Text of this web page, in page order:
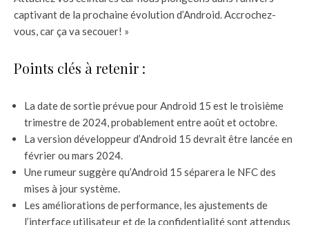
captivant de la prochaine évolution d’Android. Accrochez-
vous, car ça va secouer! »
Points clés à retenir :
La date de sortie prévue pour Android 15 est le troisième
trimestre de 2024, probablement entre août et octobre.
La version développeur d’Android 15 devrait être lancée en
février ou mars 2024.
Une rumeur suggère qu’Android 15 séparera le NFC des
mises à jour système.
Les améliorations de performance, les ajustements de
l’interface utilisateur et de la confidentialité sont attendus